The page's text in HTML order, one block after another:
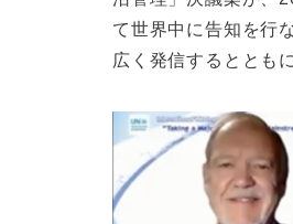
て世界中に告知を行
広く発信するととも